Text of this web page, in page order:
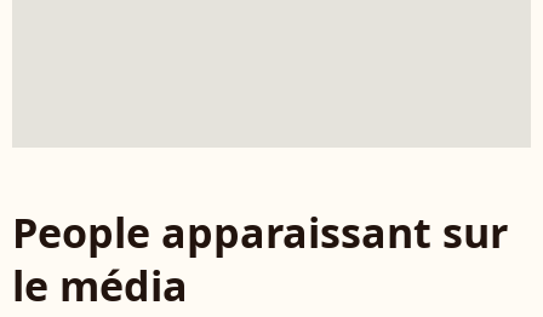
People apparaissant sur
le média